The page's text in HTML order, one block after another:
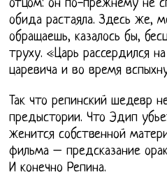
отцом: он по-прежнему не
обида растаяла. Здесь же,
обращаешь, казалось бы,
труху. «Царь рассердился
царевича и во время
Так что репинский шедевр
предыстории. Что Эдип
женится собственной
фильма – предсказание
И конечно Репина.